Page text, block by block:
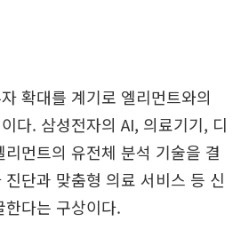
확대를 계기로 엘리먼트와의
다. 삼성전자의 AI, 의료기기, 디
먼트의 유전체 분석 기술을 결
단과 맞춤형 의료 서비스 등 신
다는 구상이다.